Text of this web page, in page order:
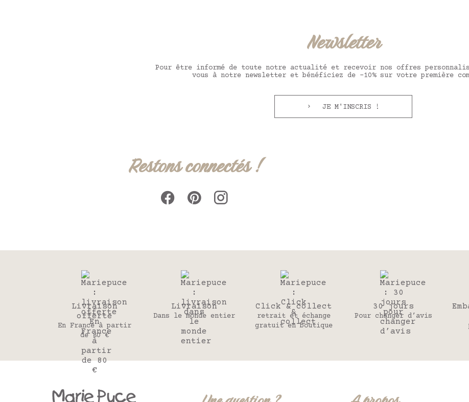
Newsletter
Pour être informé de toute notre actualité et recevoir nos offres
vous à notre newsletter et bénéficiez de -10% sur votre première
JE M'INSCRIS !
Restons connectés !
Livraison
offerte
En France à partir
de 80 €
Livraison
Dans le monde entier
Click & collect
retrait et échange
gratuit en boutique
30 jours
Pour changer d’avis